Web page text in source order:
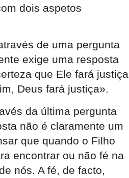
dois aspetos
de uma pergunta
exige uma resposta
que Ele fará justiça
Deus fará justiça».
da última pergunta
não é claramente um
que quando o Filho
encontrar ou não fé na
nós. A fé, de facto,